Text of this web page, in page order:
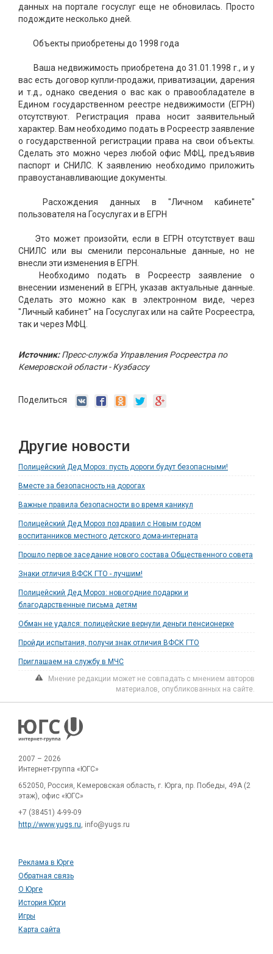
данных на портале госуслуг еще не обновилась. Просто
подождите несколько дней.
Объекты приобретены до 1998 года
Ваша недвижимость приобретена до 31.01.1998 г., и у
вас есть договор купли-продажи, приватизации, дарения
и т.д., однако сведения о вас как о правообладателе в
Едином государственном реестре недвижимости (ЕГРН)
отсутствуют. Регистрация права носит заявительный
характер. Вам необходимо подать в Росреестр заявление
о государственной регистрации права на свои объекты.
Сделать это можно через любой офис МФЦ, предъявив
паспорт и СНИЛС. К заявлению необходимо приложить
правоустанавливающие документы.
Расхождения данных в "Личном кабинете"
пользователя на Госуслугах и в ЕГРН
Это может произойти, если в ЕГРН отсутствует ваш
СНИЛС или вы сменили персональные данные, но не
внесли эти изменения в ЕГРН.
Необходимо подать в Росреестр заявление о
внесении изменений в ЕГРН, указав актуальные данные.
Сделать это можно как в электронном виде, через
"Личный кабинет" на Госуслугах или на сайте Росреестра,
так и через МФЦ.
Источник:Пресс-служба Управления Росреестра по
Кемеровской области - Кузбассу
Поделиться
Другие новости
Полицейский Дед Мороз: пусть дороги будут безопасными!
Вместе за безопасность на дорогах
Важные правила безопасности во время каникул
Полицейский Дед Мороз поздравил с Новым годом
воспитанников местного детского дома-интерната
Прошло первое заседание нового состава Общественного совета
Знаки отличия ВФСК ГТО - лучшим!
Полицейский Дед Мороз: новогодние подарки и
благодарственные письма детям
Обман не удался: полицейские вернули деньги пенсионерке
Пройди испытания, получи знак отличия ВФСК ГТО
Приглашаем на службу в МЧС
Мнение редакции может не совпадать с мнением авторов
материалов, опубликованных на сайте.
2007 – 2026
Интернет-группа «ЮГС»
652050, Россия, Кемеровская область, г. Юрга, пр. Победы, 49А (2
этаж), офис «ЮГС»
+7 (38451) 4-99-09
http://www.yugs.ru , info@yugs.ru
Реклама в Юрге
Обратная связь
О Юрге
История Юрги
Игры
Карта сайта